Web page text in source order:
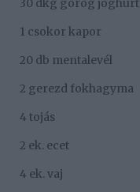
30 dkg görög joghurt
1 csokor kapor
20 db mentalevél
2 gerezd fokhagyma
4 tojás
2 ek. ecet
4 ek. vaj